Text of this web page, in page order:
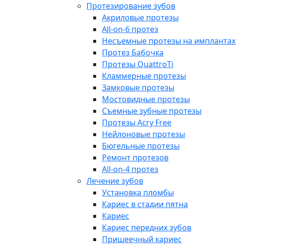
Протезирование зубов
Акриловые протезы
All-on-6 протез
Несъемные протезы на имплантах
Протез Бабочка
Протезы QuattroTi
Кламмерные протезы
Замковые протезы
Мостовидные протезы
Съемные зубные протезы
Протезы Acry Free
Нейлоновые протезы
Бюгельные протезы
Ремонт протезов
All-on-4 протез
Лечение зубов
Установка пломбы
Кариес в стадии пятна
Кариес
Кариес передних зубов
Пришеечный кариес